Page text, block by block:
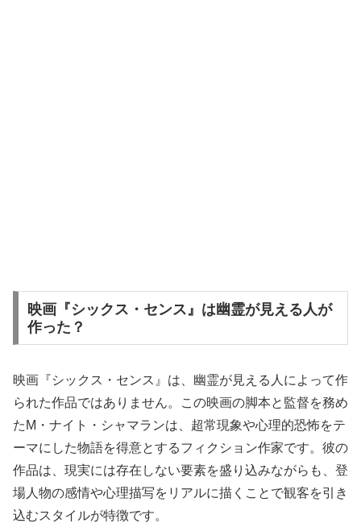
映画『シックス・センス』は幽霊が見える人が
作った？
映画『シックス・センス』は、幽霊が見える人によって作
られた作品ではありません。この映画の脚本と監督を務め
たM・ナイト・シャマランは、超常現象や心理的恐怖をテ
ーマにした物語を得意とするフィクション作家です。彼の
作品は、現実には存在しない要素を盛り込みながらも、登
場人物の感情や心理描写をリアルに描くことで観客を引き
込むスタイルが特徴です。